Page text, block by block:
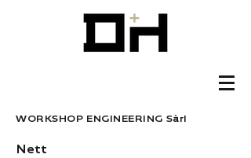
WORKSHOP ENGINEERING Sàrl
Nett